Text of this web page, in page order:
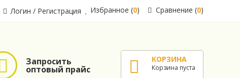
Логин / Регистрация Сравнение (0)
Избранное (0)
Запросить
оптовый прайс
КОРЗИНА
Корзина пуста